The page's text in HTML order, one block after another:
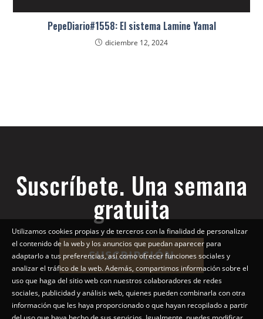
PepeDiario#1558: El sistema Lamine Yamal
diciembre 12, 2024
Suscríbete. Una semana
gratuita
SUSCRIPCIÓN
Utilizamos cookies propias y de terceros con la finalidad de personalizar
el contenido de la web y los anuncios que puedan aparecer para
adaptarlo a tus preferencias, así como ofrecer funciones sociales y
analizar el tráfico de la web. Además, compartimos información sobre el
uso que haga del sitio web con nuestros colaboradores de redes
sociales, publicidad y análisis web, quienes pueden combinarla con otra
información que les haya proporcionado o que hayan recopilado a partir